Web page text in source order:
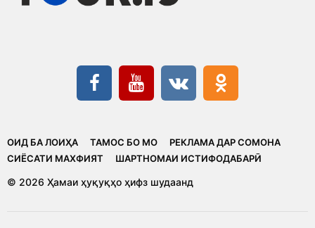
ОИД БА ЛОИҲА ТАМОС БО МО
РЕКЛАМА ДАР СОМОНА
CИЁСАТИ МАХФИЯТ
ШАРТНОМАИ ИСТИФОДАБАРӢ
© 2026 Ҳамаи ҳуқуқҳо ҳифз шудаанд